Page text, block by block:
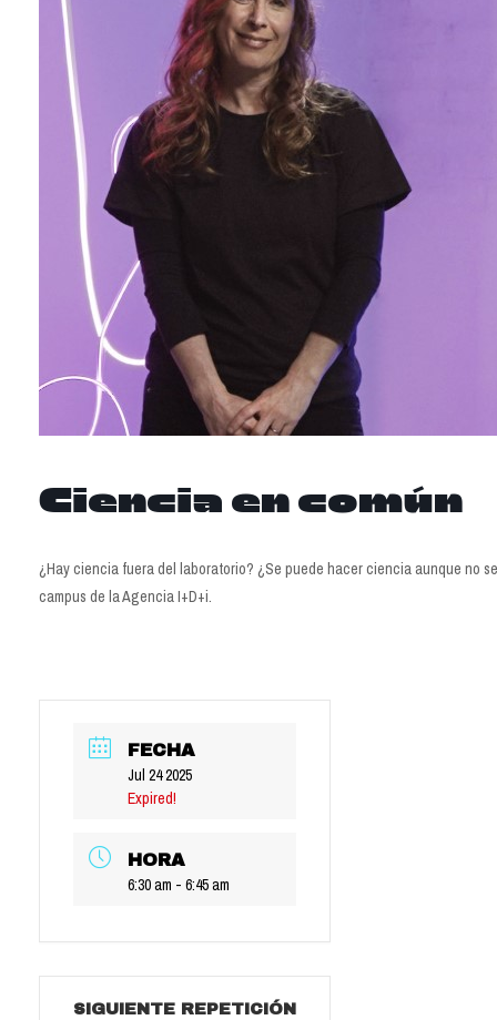
Ciencia en común
¿Hay ciencia fuera del laboratorio? ¿Se puede hacer ciencia aunque no
campus de la Agencia I+D+i.
FECHA
Jul 24 2025
Expired!
HORA
6:30 am - 6:45 am
SIGUIENTE REPETICIÓN